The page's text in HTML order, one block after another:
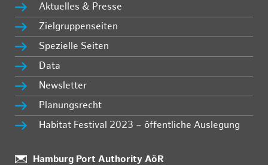
Aktuelles & Presse
Zielgruppenseiten
Spezielle Seiten
Data
Newsletter
Planungsrecht
Habitat Festival 2023 – öffentliche Auslegung
Standort:
Hamburg Port Authority AöR